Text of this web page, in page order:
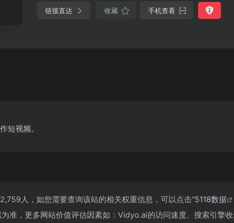
链接直达 收藏 手机查看
短视频。
人，如您需要查询该站的相关权重信息，可以点击"5118数据
准，更多网站价值评估因素如：Vidyo.ai的访问速度、搜索引擎